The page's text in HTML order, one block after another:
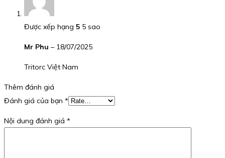
Được xếp hạng 5 5 sao
Mr Phu – 18/07/2025
Tritorc Việt Nam
Thêm đánh giá
Đánh giá của bạn *
Nội dung đánh giá *